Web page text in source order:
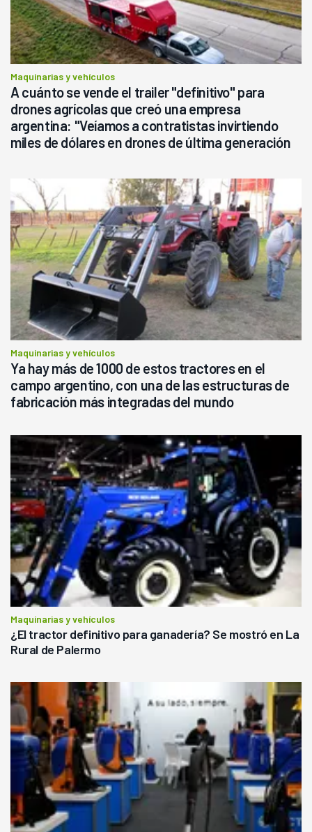
Maquinarias y vehículos
A cuánto se vende el trailer "definitivo" para
drones agrícolas que creó una empresa
argentina: "Veíamos a contratistas invirtiendo
miles de dólares en drones de última generación
Maquinarias y vehículos
Ya hay más de 1000 de estos tractores en el
campo argentino, con una de las estructuras de
fabricación más integradas del mundo
Maquinarias y vehículos
¿El tractor definitivo para ganadería? Se mostró en La
Rural de Palermo